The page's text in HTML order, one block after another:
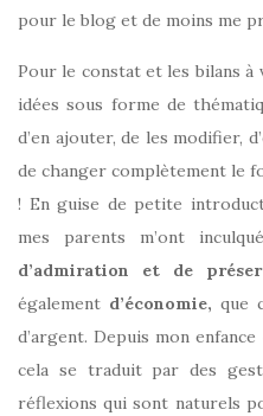
pour le blog et de moins me
Pour le constat et les bilans
idées sous forme de
d’en ajouter, de les modifier,
de changer complètement le
! En guise de petite
mes parents m’ont
d’admiration et de
également d’économie, que
d’argent. Depuis mon
cela se traduit par des
réflexions qui sont naturels